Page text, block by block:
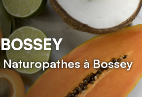
BOSSEY
Naturopathes à Bossey